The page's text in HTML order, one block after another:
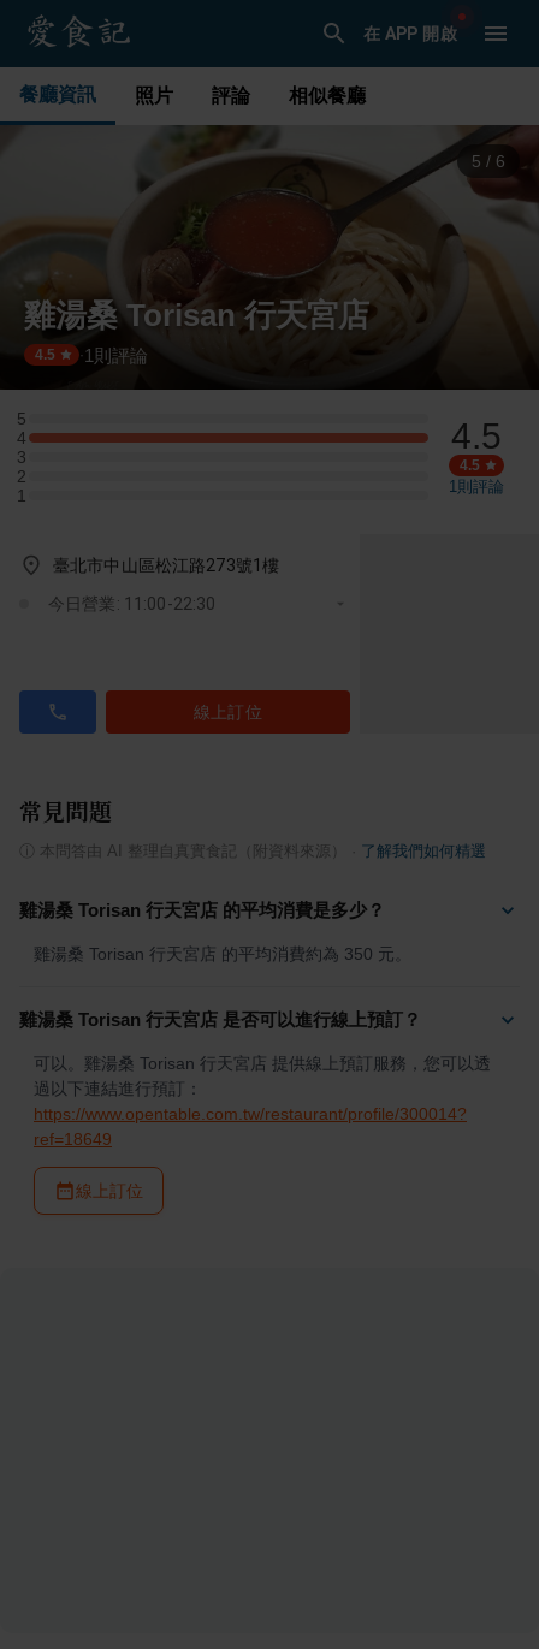
在 APP 開啟
餐廳資訊 照片 評論 相似餐廳
6 / 6
雞湯桑 Torisan 行天宮店
4.5 ·1 則評論
5
5 星：0 則評論
4
4 星：1 則評論
3
3 星：0 則評論
2
2 星：0 則評論
1
1 星：0 則評論
4.5
4.5
1則評論
臺北市中山區松江路273號1樓
今日營業: 11:00-22:30
線上訂位
常見問題
本問答由 AI 整理自真實食記（附資料來源） 了解我們如何精選
雞湯桑 Torisan 行天宮店 的平均消費是多少？
雞湯桑 Torisan 行天宮店 的平均消費約為 350 元。
雞湯桑 Torisan 行天宮店 是否可以進行線上預訂？
可以。雞湯桑 Torisan 行天宮店 提供線上預訂服務，您可以透
過以下連結進行預訂：
https://www.opentable.com.tw/restaurant/profile/300014?
ref=18649
線上訂位